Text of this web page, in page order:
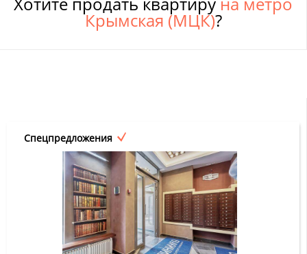
Крымская (МЦК)?
Спецпредложения